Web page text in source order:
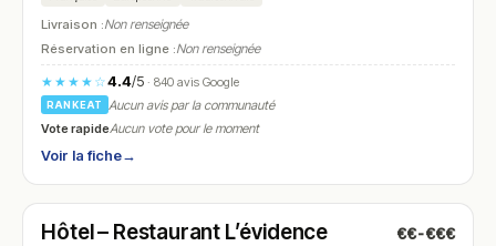
Livraison :Non renseignée
Réservation en ligne :Non renseignée
★★★★☆4.4/5· 840 avis Google
RANKEAT
Aucun avis par la communauté
Vote rapideAucun vote pour le moment
Voir la fiche→
N° 17
Hôtel – Restaurant L’évidence €€-€€€